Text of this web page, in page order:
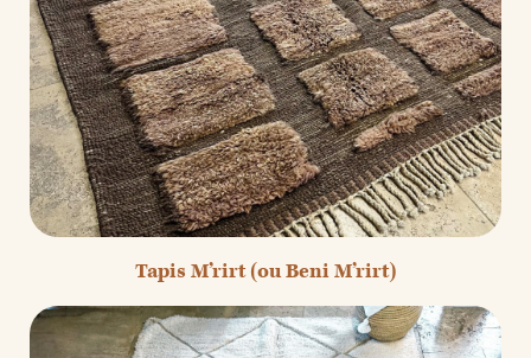
Tapis M’rirt (ou Beni M’rirt)